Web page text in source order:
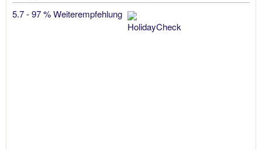
5.7 - 97 % Weiterempfehlung